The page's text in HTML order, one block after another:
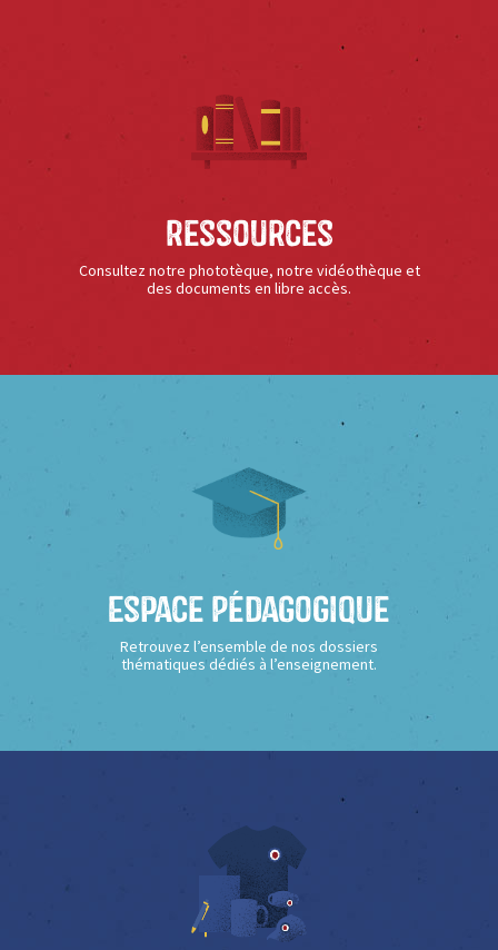
Ressources
Consultez notre phototèque, notre vidéothèque et
des documents en libre accès.
Espace Pédagogique
Retrouvez l’ensemble de nos dossiers
thématiques dédiés à l’enseignement.